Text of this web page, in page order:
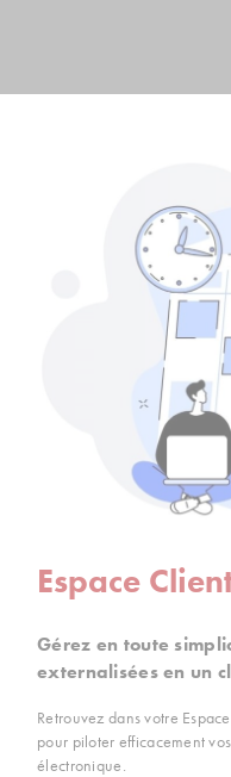
Espace
Gérez en toute
externalisées en un
Retrouvez dans votre
pour piloter efficacement
électronique.